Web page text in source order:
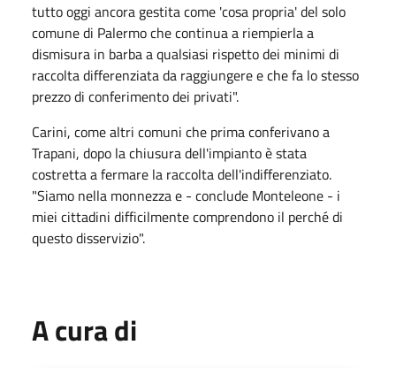
tutto oggi ancora gestita come 'cosa propria' del solo
comune di Palermo che continua a riempierla a
dismisura in barba a qualsiasi rispetto dei minimi di
raccolta differenziata da raggiungere e che fa lo stesso
prezzo di conferimento dei privati".
Carini, come altri comuni che prima conferivano a
Trapani, dopo la chiusura dell'impianto è stata
costretta a fermare la raccolta dell'indifferenziato.
"Siamo nella monnezza e - conclude Monteleone - i
miei cittadini difficilmente comprendono il perché di
questo disservizio".
A cura di